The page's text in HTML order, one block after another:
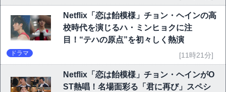
Netflix「恋は飴模様」チョン・ヘインの高
校時代を演じるハ・ミンヒョクに注
目！“テハの原点”を初々しく熱演
ドラマ [11時21分]
Netflix「恋は飴模様」チョン・ヘインがO
ST熱唱！名場面彩る「君に再び」スペシ